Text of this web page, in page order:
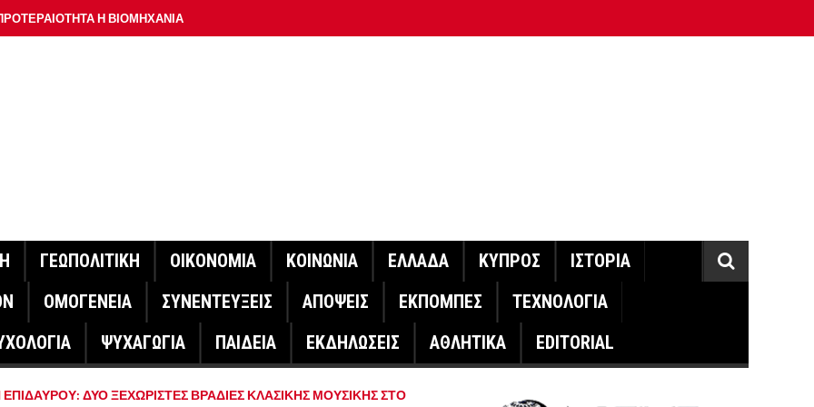
Η ΒΙΟΜΗΧΑΝΙΑ
Η ΠΛΑΤΦΟΡΜΑ
ΣΑΝ ΣΗΜΕΡΑ
Ο ΜΗΤΣΟΤΑΚΗΣ ΓΙΑ ΤΟΥΣ ΠΥΡΟΠΛΗΚΤΟΥΣ
ΕΡΕΥΝΗΤΗΣ ΣΤΗ ΔΑΝΙΑ ΣΧΕΔΙΑΖΕΙ DRONE ΓΙΑ ΤΗ
ΓΕΩΠΟΛΙΤΙΚΗ ΟΙΚΟΝΟΜΙΑ ΚΟΙΝΩΝΙΑ ΕΛΛΑΔΑ ΚΥΠΡΟΣ
ΙΣΤΟΡΙΑ
ΟΜΟΓΕΝΕΙΑ ΣΥΝΕΝΤΕΥΞΕΙΣ ΑΠΟΨΕΙΣ ΕΚΠΟΜΠΕΣ
ΤΕΧΝΟΛΟΓΙΑ
ΨΥΧΑΓΩΓΙΑ ΠΑΙΔΕΙΑ ΕΚΔΗΛΩΣΕΙΣ ΑΘΛΗΤΙΚΑ EDITORIAL
ΔΥΟ ΞΕΧΩΡΙΣΤΕΣ ΒΡΑΔΙΕΣ ΚΛΑΣΙΚΗΣ ΜΟΥΣΙΚΗΣ ΣΤΟ